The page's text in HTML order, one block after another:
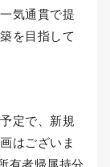
気通貫で提
を目指して
定で、新規
はございま
有者帰属持分